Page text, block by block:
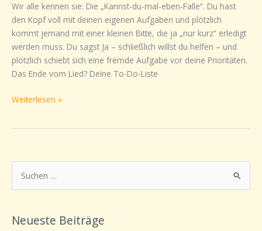
Wir alle kennen sie: Die „Kannst-du-mal-eben-Falle“. Du hast
den Kopf voll mit deinen eigenen Aufgaben und plötzlich
kommt jemand mit einer kleinen Bitte, die ja „nur kurz“ erledigt
werden muss. Du sagst Ja – schließlich willst du helfen – und
plötzlich schiebt sich eine fremde Aufgabe vor deine Prioritäten.
Das Ende vom Lied? Deine To-Do-Liste
Falle“:
Prioritäten
setzen,
Nein
sagen
und
kommunizieren
Weiterlesen »
u
h
Neueste Beiträge